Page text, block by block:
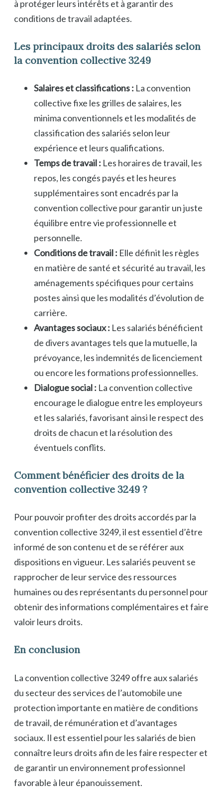
à protéger leurs intérêts et à garantir des
conditions de travail adaptées.
Les principaux droits des salariés selon
la convention collective 3249
Salaires et classifications : La convention
collective fixe les grilles de salaires, les
minima conventionnels et les modalités de
classification des salariés selon leur
expérience et leurs qualifications.
Temps de travail : Les horaires de travail, les
repos, les congés payés et les heures
supplémentaires sont encadrés par la
convention collective pour garantir un juste
équilibre entre vie professionnelle et
personnelle.
Conditions de travail : Elle définit les règles
en matière de santé et sécurité au travail, les
aménagements spécifiques pour certains
postes ainsi que les modalités d’évolution de
carrière.
Avantages sociaux : Les salariés bénéficient
de divers avantages tels que la mutuelle, la
prévoyance, les indemnités de licenciement
ou encore les formations professionnelles.
Dialogue social : La convention collective
encourage le dialogue entre les employeurs
et les salariés, favorisant ainsi le respect des
droits de chacun et la résolution des
éventuels conflits.
Comment bénéficier des droits de la
convention collective 3249 ?
Pour pouvoir profiter des droits accordés par la
convention collective 3249, il est essentiel d’être
informé de son contenu et de se référer aux
dispositions en vigueur. Les salariés peuvent se
rapprocher de leur service des ressources
humaines ou des représentants du personnel pour
obtenir des informations complémentaires et faire
valoir leurs droits.
En conclusion
La convention collective 3249 offre aux salariés
du secteur des services de l’automobile une
protection importante en matière de conditions
de travail, de rémunération et d’avantages
sociaux. Il est essentiel pour les salariés de bien
connaître leurs droits afin de les faire respecter et
de garantir un environnement professionnel
favorable à leur épanouissement.